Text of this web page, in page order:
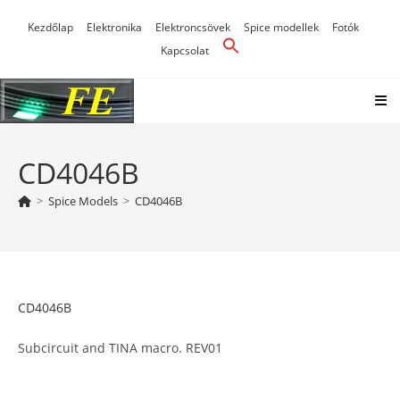
Kezdőlap Elektronika Elektroncsövek Spice modellek
Fotók
Kapcsolat
CD4046B
> Spice Models > CD4046B
CD4046B
Subcircuit and TINA macro. REV01